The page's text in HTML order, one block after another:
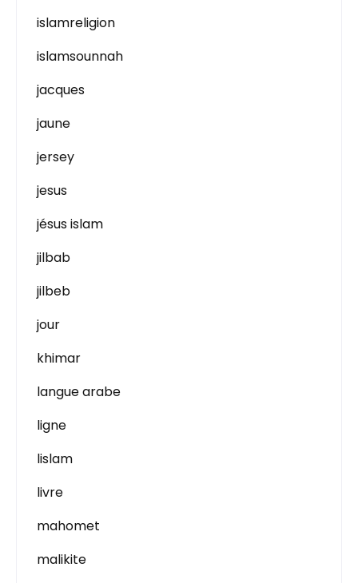
islamreligion
islamsounnah
jacques
jaune
jersey
jesus
jésus islam
jilbab
jilbeb
jour
khimar
langue arabe
ligne
lislam
livre
mahomet
malikite